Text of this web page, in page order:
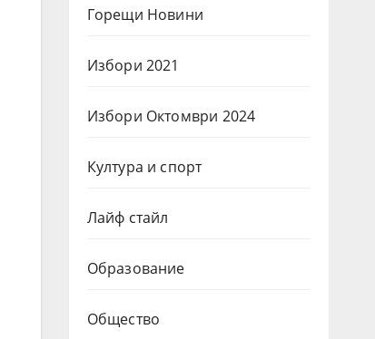
Горещи Новини
Избори 2021
Избори Октомври 2024
Култура и спорт
Лайф стайл
Образование
Общество